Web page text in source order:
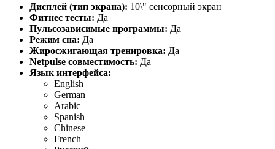
Дисплей (тип экрана): 10\" cенсорный экран
Фитнес тесты: Да
Пульсозависимые программы: Да
Режим сна: Да
Жиросжигающая тренировка: Да
Netpulse совместимость: Да
Язык интерфейса:
English
German
Arabic
Spanish
Chinese
French